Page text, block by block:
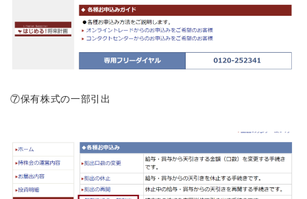
⑦保有株式の一部引出